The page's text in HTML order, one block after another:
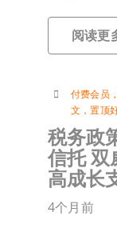
阅读更
付费会员 ，
文 ，置顶
税务政
信托 双
高成长
4个月前